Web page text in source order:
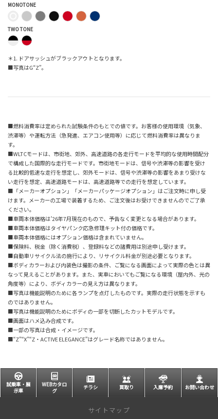
MONOTONE
TWO TONE
＊1. ドアサッシュがブラックアウトとなります。
■写真はG“Z”。
■燃料消費率は定められた試験条件のもとでの値です。お客様の使用環境（気象、
渋滞等）や運転方法（急発進、エアコン使用等）に応じて燃料消費率は異なりま
す。
■WLTCモードは、市街地、郊外、高速道路の各走行モードを平均的な使用時間配分
で構成した国際的な走行モードです。市街地モードは、信号や渋滞等の影響を受け
る比較的低速な走行を想定し、郊外モードは、信号や渋滞等の影響をあまり受けな
い走行を想定、高速道路モードは、高速道路等での走行を想定しています。
■「メーカーオプション」「メーカーパッケージオプション」はご注文時に申し受
けます。メーカーの工場で装着するため、ご注文後はお受けできませんのでご了承
ください。
■車両本体価格は'26年7月現在のもので、予告なく変更となる場合があります。
■車両本体価格はタイヤパンク応急修理キット付の価格です。
■車両本体価格にはオプション価格は含まれていません。
■保険料、税金（除く消費税）、登録料などの諸費用は別途申し受けます。
■自動車リサイクル法の施行により、リサイクル料金が別途必要となります。
■ボディカラーおよび内装色は撮影の条件、ご覧になる画面によって実際の色とは異
なって見えることがあります。また、実車においてもご覧になる環境（屋内外、光の
角度等）により、ボディカラーの見え方は異なります。
■写真は機能説明のために各ランプを点灯したものです。実際の走行状態を示すも
のではありません。
■写真は機能説明のためにボディの一部を切断したカットモデルです。
■画面はハメ込み合成です。
■一部の写真は合成・イメージです。
■“Z”“X”“Z・ACTIVE ELEGANCE”はグレード名称ではありません。
試乗車・展
示車
WEBカタロ
グ
チラシ 買取り 入庫予約 お問い合わせ
サイトマップ